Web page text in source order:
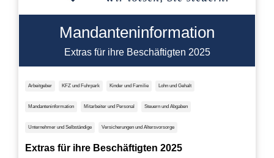
Mandanteninformation
Extras für ihre Beschäftigten 2025
Arbeitgeber KFZ und Fuhrpark Kinder und Familie Lohn und Gehalt
Mandanteninformation Mitarbeiter und Personal Steuern und Abgaben
Unternehmer und Selbständige Versicherungen und Altersvorsorge
Extras für ihre Beschäftigten 2025